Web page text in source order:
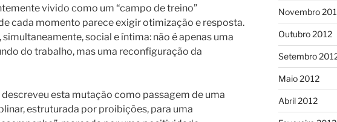
vivido como um “campo de treino”
cada momento parece exigir otimização e resposta.
simultaneamente, social e íntima: não é apenas uma
do trabalho, mas uma reconfiguração da
descreveu esta mutação como passagem de uma
estruturada por proibições, para uma
Novembro
Outubro 2012
Setembro
Maio 2012
Abril 2012